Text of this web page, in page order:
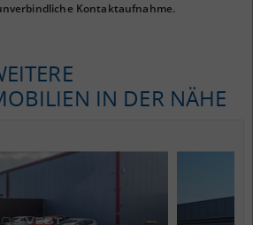
Kontaktaufnahme.
IN DER NÄHE